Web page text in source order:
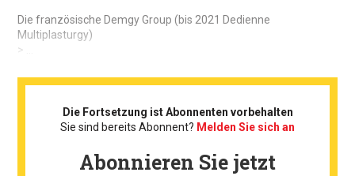
Die französische Demgy Group (bis 2021 Dedienne
Multiplasturgy)
> ...
Die Fortsetzung ist Abonnenten vorbehalten
Sie sind bereits Abonnent? Melden Sie sich an
Abonnieren Sie jetzt